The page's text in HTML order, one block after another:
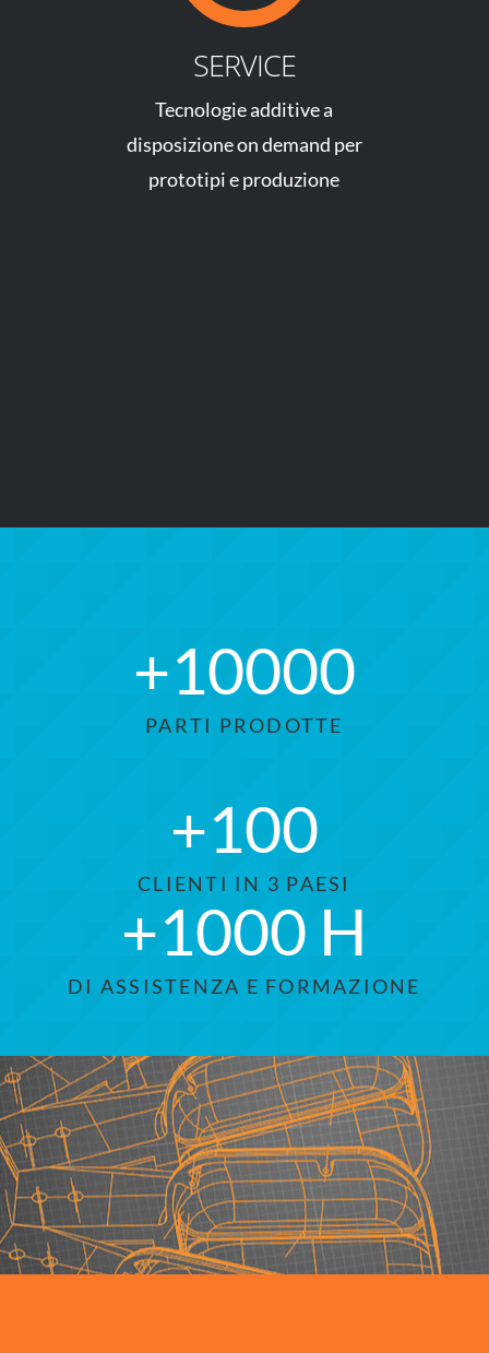
SERVICE
Tecnologie additive a
disposizione on demand per
prototipi e produzione
+10000
PARTI PRODOTTE
+100
CLIENTI IN 3 PAESI
+1000 H
DI ASSISTENZA E FORMAZIONE